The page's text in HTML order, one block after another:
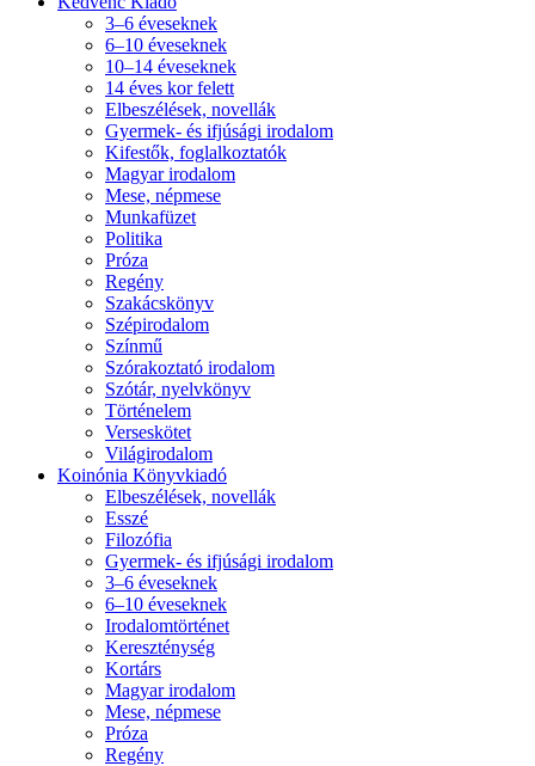
3–6 éveseknek
6–10 éveseknek
10–14 éveseknek
14 éves kor felett
Elbeszélések, novellák
Gyermek- és ifjúsági irodalom
Kifestők, foglalkoztatók
Magyar irodalom
Mese, népmese
Munkafüzet
Politika
Próza
Regény
Szakácskönyv
Szépirodalom
Színmű
Szórakoztató irodalom
Szótár, nyelvkönyv
Történelem
Verseskötet
Világirodalom
Koinónia Könyvkiadó
Elbeszélések, novellák
Esszé
Filozófia
Gyermek- és ifjúsági irodalom
3–6 éveseknek
6–10 éveseknek
Irodalomtörténet
Kereszténység
Kortárs
Magyar irodalom
Mese, népmese
Próza
Regény